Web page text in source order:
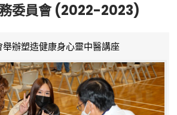
委員會 (2022-2023)
舉辦塑造健康身心靈中醫講座